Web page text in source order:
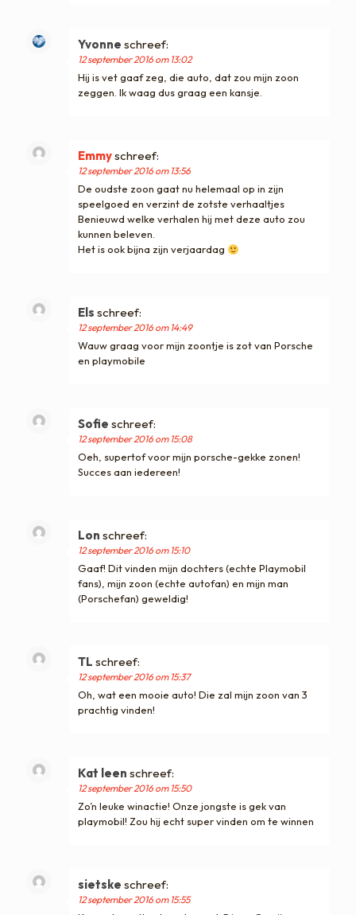
Yvonne schreef:
12 september 2016 om 13:02
Hij is vet gaaf zeg, die auto, dat zou mijn zoon
zeggen. Ik waag dus graag een kansje.
Emmyschreef:
12 september 2016 om 13:56
De oudste zoon gaat nu helemaal op in zijn
speelgoed en verzint de zotste verhaaltjes
Benieuwd welke verhalen hij met deze auto zou
kunnen beleven.
Het is ook bijna zijn verjaardag
Els schreef:
12 september 2016 om 14:49
Wauw graag voor mijn zoontje is zot van Porsche
en playmobile
Sofie schreef:
12 september 2016 om 15:08
Oeh, supertof voor mijn porsche-gekke zonen!
Succes aan iedereen!
Lon schreef:
12 september 2016 om 15:10
Gaaf! Dit vinden mijn dochters (echte Playmobil
fans), mijn zoon (echte autofan) en mijn man
(Porschefan) geweldig!
TL schreef:
12 september 2016 om 15:37
Oh, wat een mooie auto! Die zal mijn zoon van 3
prachtig vinden!
Kat leen schreef:
12 september 2016 om 15:50
Zo’n leuke winactie! Onze jongste is gek van
playmobil! Zou hij echt super vinden om te winnen
sietske schreef:
12 september 2016 om 15:55